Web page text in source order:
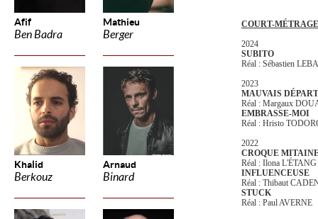
Afif
Ben Badra
Mathieu
Berger
Khalid
Berkouz
Arnaud
Binard
COURT-MÉTRAGE
2024
SUBITO
Réal : Sébastien
2023
MAUVAIS DÉPART
Réal : Margaux
EMBRASSE-MOI
Réal : Hristo
2022
CROQUE
Réal : Ilona L'ÉTANG
INFLUENCEUSE
Réal : Thibaut
STUCK
Réal : Paul AVERNE